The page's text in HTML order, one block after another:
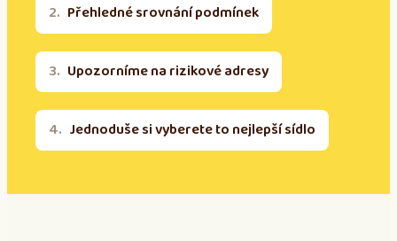
Přehledné srovnání podmínek
Upozorníme na rizikové adresy
Jednoduše si vyberete to nejlepší sídlo